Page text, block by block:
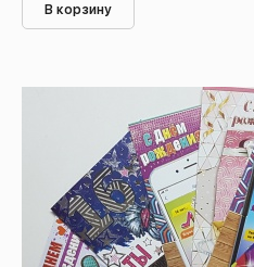
В корзину